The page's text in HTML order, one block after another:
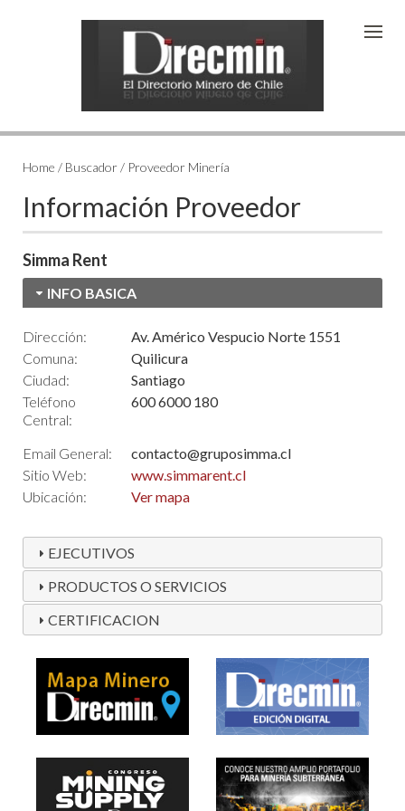
Home / Buscador / Proveedor Minería
Información Proveedor
Simma Rent
INFO BASICA
Dirección:
Av. Américo Vespucio Norte 1551
Comuna:
Quilicura
Ciudad:
Santiago
Teléfono
Central:
600 6000 180
Email General:
contacto@gruposimma.cl
Sitio Web:
www.simmarent.cl
Ubicación:
Ver mapa
EJECUTIVOS
PRODUCTOS O SERVICIOS
CERTIFICACION